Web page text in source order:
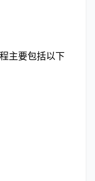
主要包括以下